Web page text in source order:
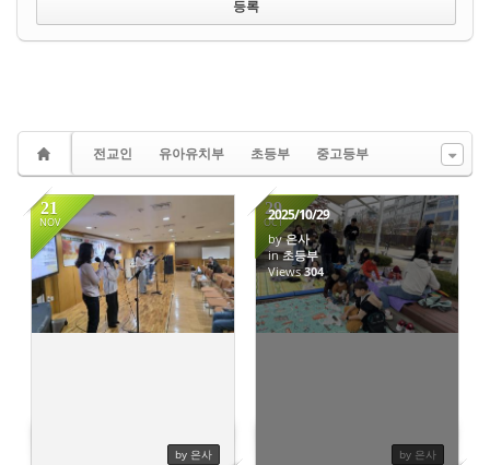
전교인 유아유치부 초등부 중고등부
21
NOV
by 은사
327
29
OCT
by 은사
2025/10/29
by은사
in초등부
Views304